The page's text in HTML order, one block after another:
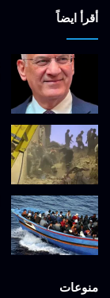
أقرأ ايضاً
منوعات